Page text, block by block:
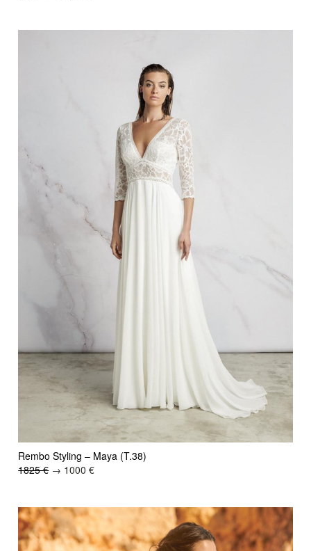
Rembo Styling – Maya (T.38)
1825 € → 1000 €